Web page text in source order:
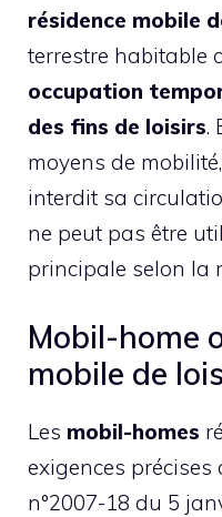
résidence mobile
terrestre habitable
occupation
des fins de loisirs.
moyens de
interdit sa
ne peut pas être
principale selon la
Mobil-home
mobile de
Les mobil-homes
exigences
n°2007-18 du 5